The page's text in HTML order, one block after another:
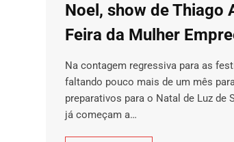
Noel, show de Thiago
Feira da Mulher
Na contagem regressiva para as
faltando pouco mais de um mês
preparativos para o Natal de Luz de
já começam a…